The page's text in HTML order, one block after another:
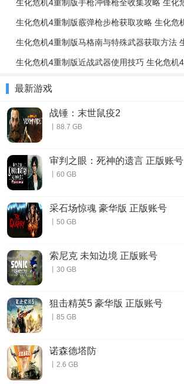
最新游戏
战锤：末世鼠疫2
丨88.7 GB
审判之眼：死神的遗言 正版账号
丨60 GB
采石场惊魂 豪华版 正版账号
丨50 GB
索尼克 未知边境 正版账号
丨30 GB
狙击精英5 豪华版 正版账号
丨85 GB
诺森德塔防
丨2.6 GB